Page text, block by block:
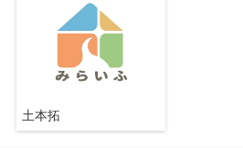
土本拓